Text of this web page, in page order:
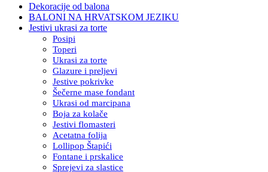
Dekoracije od balona
BALONI NA HRVATSKOM JEZIKU
Jestivi ukrasi za torte
Posipi
Toperi
Ukrasi za torte
Glazure i preljevi
Jestive pokrivke
Šečerne mase fondant
Ukrasi od marcipana
Boja za kolače
Jestivi flomasteri
Acetatna folija
Lollipop Štapići
Fontane i prskalice
Sprejevi za slastice